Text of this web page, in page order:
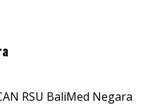
RSU BaliMed Negara